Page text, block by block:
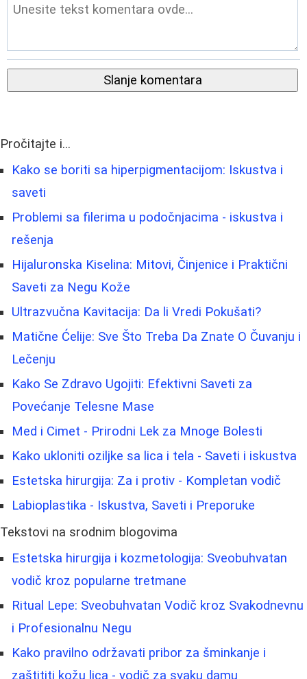
Slanje komentara
Pročitajte i...
Kako se boriti sa hiperpigmentacijom: Iskustva i
saveti
Problemi sa filerima u podočnjacima - iskustva i
rešenja
Hijaluronska Kiselina: Mitovi, Činjenice i Praktični
Saveti za Negu Kože
Ultrazvučna Kavitacija: Da li Vredi Pokušati?
Matične Ćelije: Sve Što Treba Da Znate O Čuvanju i
Lečenju
Kako Se Zdravo Ugojiti: Efektivni Saveti za
Povećanje Telesne Mase
Med i Cimet - Prirodni Lek za Mnoge Bolesti
Kako ukloniti oziljke sa lica i tela - Saveti i iskustva
Estetska hirurgija: Za i protiv - Kompletan vodič
Labioplastika - Iskustva, Saveti i Preporuke
Tekstovi na srodnim blogovima
Estetska hirurgija i kozmetologija: Sveobuhvatan
vodič kroz popularne tretmane
Ritual Lepe: Sveobuhvatan Vodič kroz Svakodnevnu
i Profesionalnu Negu
Kako pravilno održavati pribor za šminkanje i
zaštititi kožu lica - vodič za svaku damu